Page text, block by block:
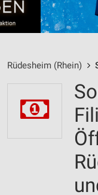
Rüdesheim (Rhein)